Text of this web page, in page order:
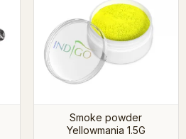
Smoke powder
Yellowmania 1.5G